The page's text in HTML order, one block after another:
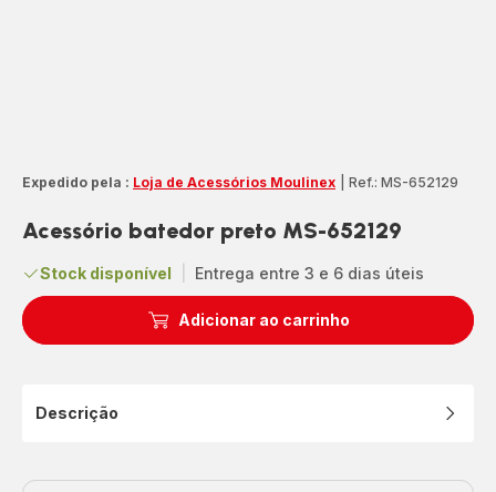
Expedido pela : Loja de Acessórios Moulinex Ref.: MS-652129
Acessório batedor preto MS-652129
Stock disponível Entrega entre 3 e 6 dias úteis
Adicionar ao carrinho
Descrição